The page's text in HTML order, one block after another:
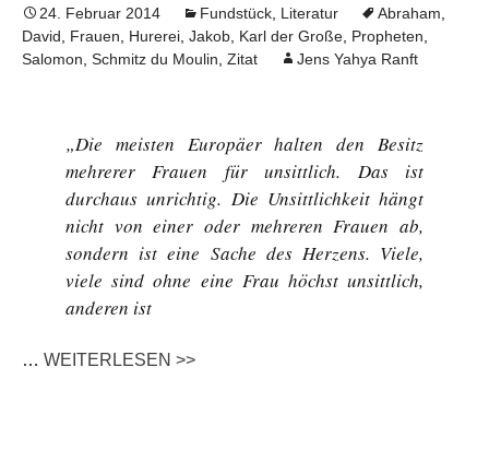
24. Februar 2014 Fundstück Literatur Abraham
David
Frauen Hurerei Jakob Karl der Große Propheten
Salomon Schmitz du Moulin Zitat Jens Yahya Ranft
„Die meisten Europäer halten den Besitz
mehrerer Frauen für unsittlich. Das ist
durchaus unrichtig. Die Unsittlichkeit hängt
nicht von einer oder mehreren Frauen ab,
sondern ist eine Sache des Herzens. Viele,
viele sind ohne eine Frau höchst unsittlich,
anderen ist
… WEITERLESEN >>